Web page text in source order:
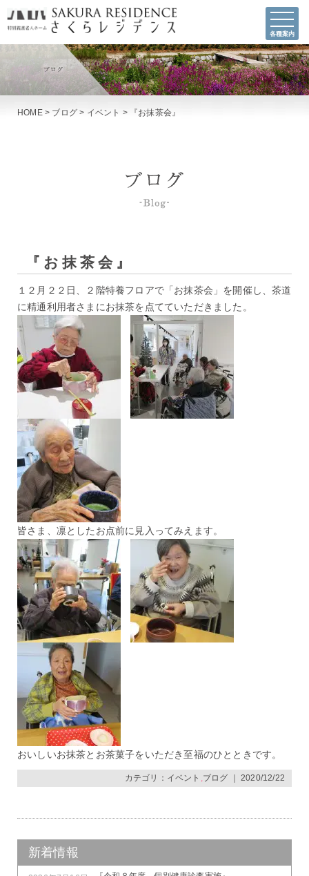
各種案内
HOME> ブログ > イベント > 『お抹茶会』
『お抹茶会』
１２月２２日、２階特養フロアで「お抹茶会」を開催し、茶道
に精通利用者さまにお抹茶を点てていただきました。
皆さま、凛としたお点前に見入ってみえます。
おいしいお抹茶とお茶菓子をいただき至福のひとときです。
カテゴリ： イベント ブログ ｜ 2020/12/22
新着情報